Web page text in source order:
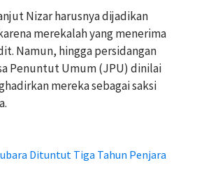
Nizar harusnya dijadikan
merekalah yang menerima
Namun, hingga persidangan
Penuntut Umum (JPU) dinilai
mereka sebagai saksi
Dituntut Tiga Tahun Penjara